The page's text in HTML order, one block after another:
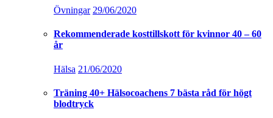
Övningar 29/06/2020
Rekommenderade kosttillskott för kvinnor 40 – 60
år
Hälsa 21/06/2020
Träning 40+ Hälsocoachens 7 bästa råd för högt
blodtryck